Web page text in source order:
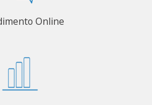
Online